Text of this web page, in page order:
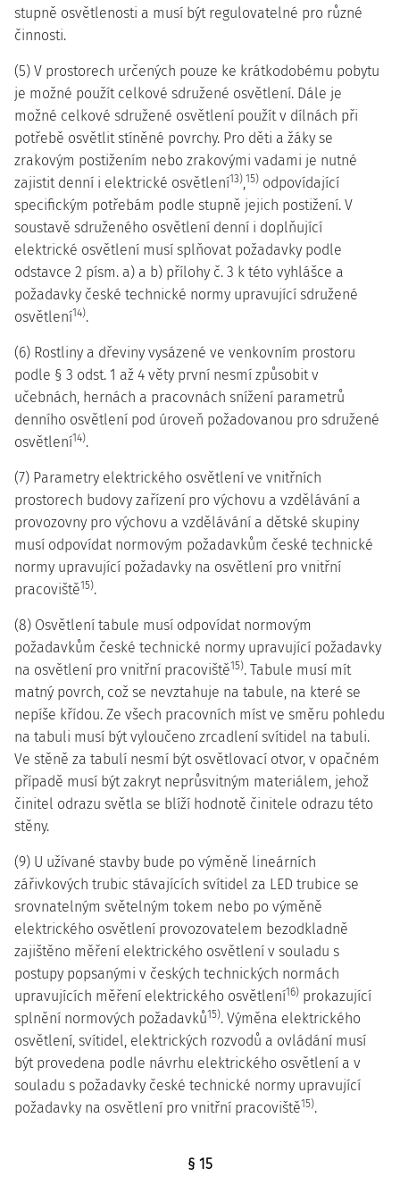
stupně osvětlenosti a musí být regulovatelné pro různé
činnosti.
(5) V prostorech určených pouze ke krátkodobému pobytu
je možné použít celkové sdružené osvětlení. Dále je
možné celkové sdružené osvětlení použít v dílnách při
potřebě osvětlit stíněné povrchy. Pro děti a žáky se
zrakovým postižením nebo zrakovými vadami je nutné
zajistit denní i elektrické osvětlení13),15) odpovídající
specifickým potřebám podle stupně jejich postižení. V
soustavě sdruženého osvětlení denní i doplňující
elektrické osvětlení musí splňovat požadavky podle
odstavce 2 písm. a) a b) přílohy č. 3 k této vyhlášce a
požadavky české technické normy upravující sdružené
osvětlení14).
(6) Rostliny a dřeviny vysázené ve venkovním prostoru
podle § 3 odst. 1 až 4 věty první nesmí způsobit v
učebnách, hernách a pracovnách snížení parametrů
denního osvětlení pod úroveň požadovanou pro sdružené
osvětlení14).
(7) Parametry elektrického osvětlení ve vnitřních
prostorech budovy zařízení pro výchovu a vzdělávání a
provozovny pro výchovu a vzdělávání a dětské skupiny
musí odpovídat normovým požadavkům české technické
normy upravující požadavky na osvětlení pro vnitřní
pracoviště15).
(8) Osvětlení tabule musí odpovídat normovým
požadavkům české technické normy upravující požadavky
na osvětlení pro vnitřní pracoviště15). Tabule musí mít
matný povrch, což se nevztahuje na tabule, na které se
nepíše křídou. Ze všech pracovních míst ve směru pohledu
na tabuli musí být vyloučeno zrcadlení svítidel na tabuli.
Ve stěně za tabulí nesmí být osvětlovací otvor, v opačném
případě musí být zakryt neprůsvitným materiálem, jehož
činitel odrazu světla se blíží hodnotě činitele odrazu této
stěny.
(9) U užívané stavby bude po výměně lineárních
zářivkových trubic stávajících svítidel za LED trubice se
srovnatelným světelným tokem nebo po výměně
elektrického osvětlení provozovatelem bezodkladně
zajištěno měření elektrického osvětlení v souladu s
postupy popsanými v českých technických normách
upravujících měření elektrického osvětlení16) prokazující
splnění normových požadavků15). Výměna elektrického
osvětlení, svítidel, elektrických rozvodů a ovládání musí
být provedena podle návrhu elektrického osvětlení a v
souladu s požadavky české technické normy upravující
požadavky na osvětlení pro vnitřní pracoviště15).
§ 15